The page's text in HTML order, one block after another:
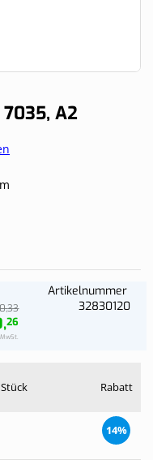
7035, A2
0,33
26
Artikelnummer
32830120
Rabatt
14%